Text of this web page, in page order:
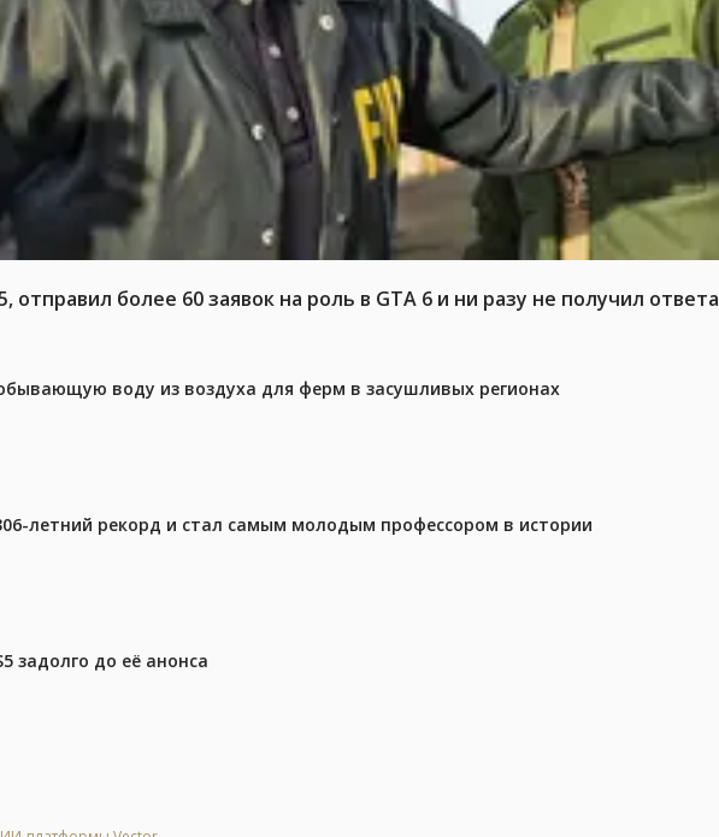
более 60 заявок на роль в GTA 6 и ни разу не получил ответа
воду из воздуха для ферм в засушливых регионах
летний рекорд и стал самым молодым профессором в истории
задолго до её анонса